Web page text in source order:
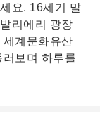
요. 16세기 말
리에리 광장
계문화유산
보며 하루를